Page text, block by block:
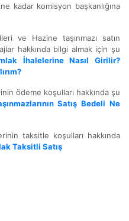
kadar komisyon başkanlığına
ve Hazine taşınmazı satın
hakkında bilgi almak için şu
İhalelerine Nasıl Girilir?
ödeme koşulları hakkında şu
Satış Bedeli Ne
taksitle koşulları hakkında
Taksitli Satış